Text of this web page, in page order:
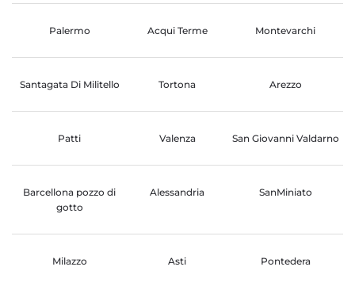
Palermo Acqui Terme Montevarchi
Santagata Di Militello Tortona Arezzo
Patti Valenza San Giovanni Valdarno
Barcellona pozzo di
gotto
Alessandria SanMiniato
Milazzo Asti Pontedera